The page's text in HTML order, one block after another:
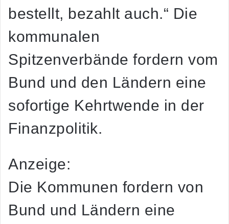
bestellt, bezahlt auch.“ Die
kommunalen
Spitzenverbände fordern vom
Bund und den Ländern eine
sofortige Kehrtwende in der
Finanzpolitik.
Anzeige:
Die Kommunen fordern von
Bund und Ländern eine